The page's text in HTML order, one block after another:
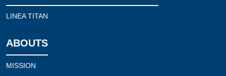
LINEA TITAN
ABOUTS
MISSION